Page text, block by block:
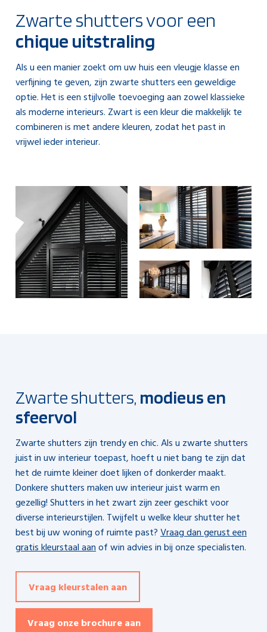
Zwarte shutters voor een
chique uitstraling
Als u een manier zoekt om uw huis een vleugje klasse en
verfijning te geven, zijn zwarte shutters een geweldige
optie. Het is een stijlvolle toevoeging aan zowel klassieke
als moderne interieurs. Zwart is een kleur die makkelijk te
combineren is met andere kleuren, zodat het past in
vrijwel ieder interieur.
Zwarte shutters, modieus en
sfeervol
Zwarte shutters zijn trendy en chic. Als u zwarte shutters
juist in uw interieur toepast, hoeft u niet bang te zijn dat
het de ruimte kleiner doet lijken of donkerder maakt.
Donkere shutters maken uw interieur juist warm en
gezellig! Shutters in het zwart zijn zeer geschikt voor
diverse interieurstijlen. Twijfelt u welke kleur shutter het
best bij uw woning of ruimte past?Vraag dan gerust een
gratis kleurstaal aanof win advies in bij onze specialisten.
Vraag kleurstalen aan
Vraag onze brochure aan